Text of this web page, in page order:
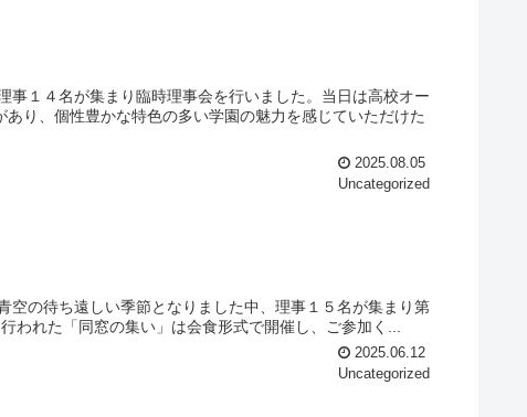
事１４名が集まり臨時理事会を行いました。当日は高校オー
り、個性豊かな特色の多い学園の魅力を感じていただけた
2025.08.05
Uncategorized
空の待ち遠しい季節となりました中、理事１５名が集まり第
われた「同窓の集い」は会食形式で開催し、ご参加く...
2025.06.12
Uncategorized